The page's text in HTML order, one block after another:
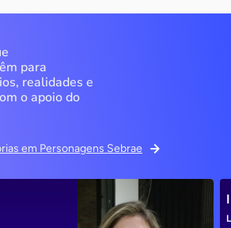
para
realidades e
o apoio do
em Personagens Sebrae